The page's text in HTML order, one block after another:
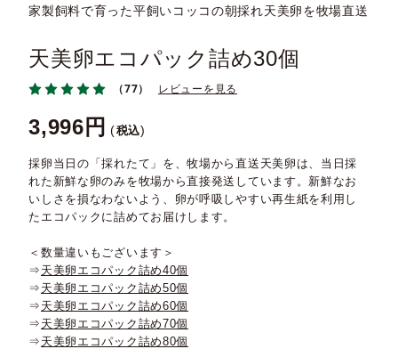
家製飼料で育った平飼いコッコの朝採れ天美卵を牧場直送
天美卵エコパック詰め30個
（77） レビューを見る
3,996 税込
採卵当日の「採れたて」を、牧場から直送天美卵は、当日採
れた新鮮な卵のみを牧場から直接発送しています。新鮮なお
いしさを損なわないよう、卵が呼吸しやすい再生紙を利用し
たエコパックに詰めてお届けします。
＜数量違いもございます＞
⇒ 天美卵エコパック詰め40個
⇒ 天美卵エコパック詰め50個
⇒ 天美卵エコパック詰め60個
⇒ 天美卵エコパック詰め70個
⇒ 天美卵エコパック詰め80個